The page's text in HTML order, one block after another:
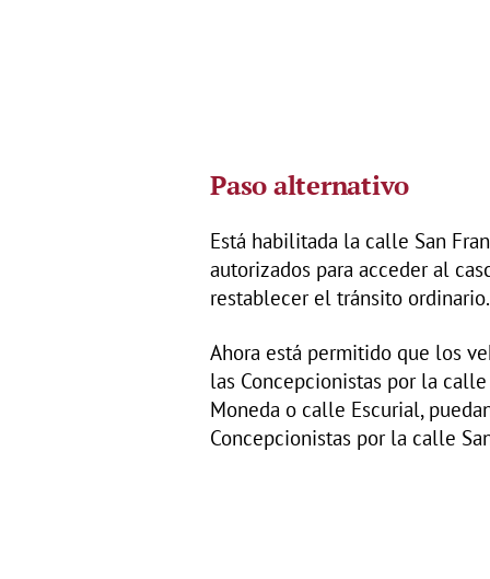
Paso alternativo
Está habilitada la calle San
autorizados para acceder al
restablecer el tránsito ordinario.
Ahora está permitido que los
las Concepcionistas por la
Moneda o calle Escurial,
Concepcionistas por la calle